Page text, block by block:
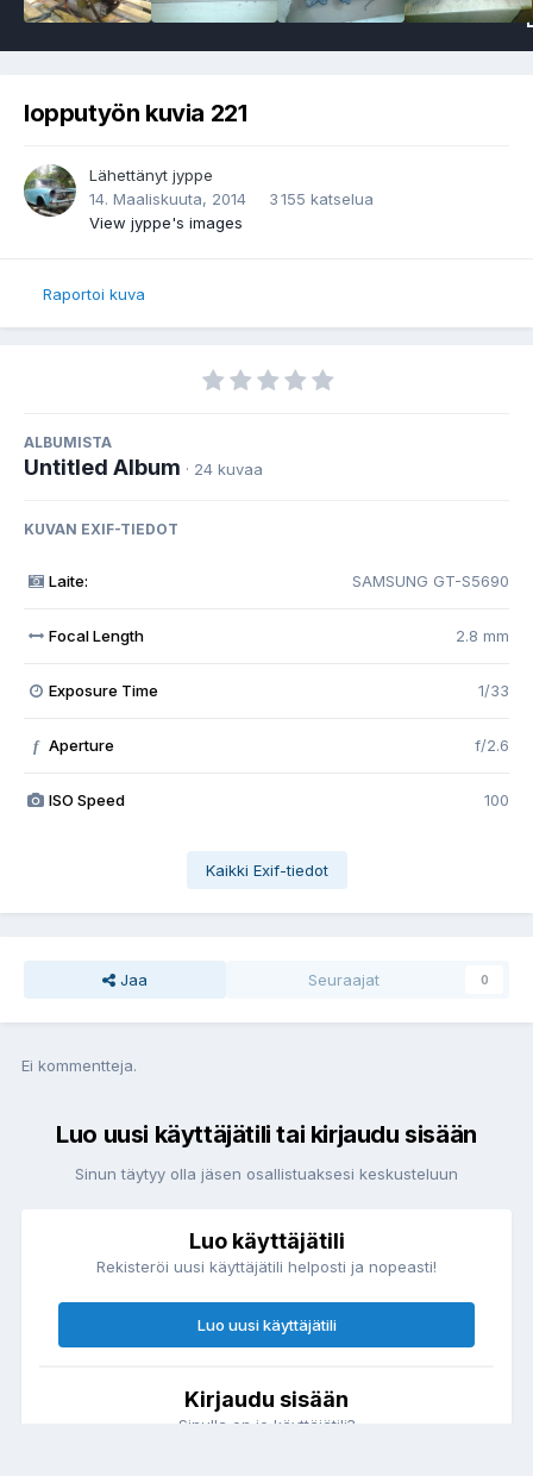
lopputyön kuvia 221
Lähettänyt jyppe
14. Maaliskuuta, 2014
3 155 katselua
View jyppe's images
Raportoi kuva
ALBUMISTA
Untitled Album · 24 kuvaa
KUVAN EXIF-TIEDOT
Laite: SAMSUNG GT-S5690
Focal Length 2.8 mm
Exposure Time 1/33
f Aperture f/2.6
ISO Speed 100
Kaikki Exif-tiedot
Jaa Seuraajat 0
Ei kommentteja.
Luo uusi käyttäjätili tai kirjaudu sisään
Sinun täytyy olla jäsen osallistuaksesi keskusteluun
Luo käyttäjätili
Rekisteröi uusi käyttäjätili helposti ja nopeasti!
Luo uusi käyttäjätili
Kirjaudu sisään
Sinulla on jo käyttäjätili?